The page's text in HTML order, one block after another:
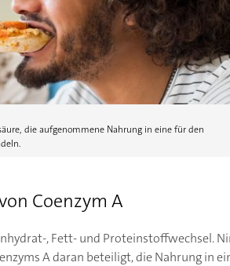
die aufgenommene Nahrung in eine für den
Coenzym A
, Fett- und Proteinstoffwechsel.
A daran beteiligt, die Nahrung in